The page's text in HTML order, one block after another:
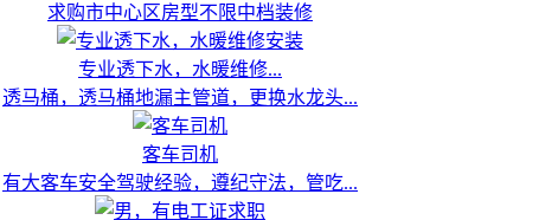
求购市中心区房型不限中档装修
专业透下水，水暖维修...
透马桶，透马桶地漏主管道，更换水龙头...
客车司机
有大客车安全驾驶经验，遵纪守法，管吃...